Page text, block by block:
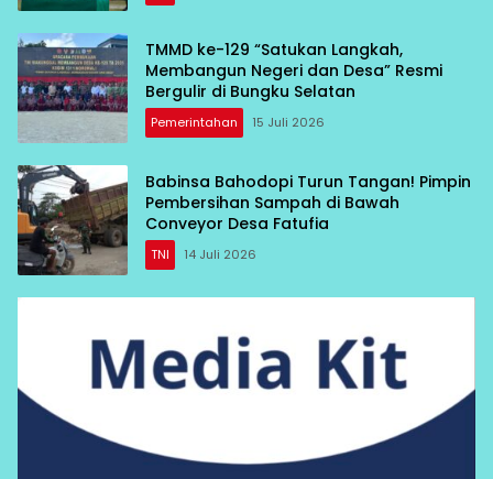
TMMD ke-129 “Satukan Langkah,
Membangun Negeri dan Desa” Resmi
Bergulir di Bungku Selatan
Pemerintahan 15 Juli 2026
Babinsa Bahodopi Turun Tangan! Pimpin
Pembersihan Sampah di Bawah
Conveyor Desa Fatufia
TNI 14 Juli 2026